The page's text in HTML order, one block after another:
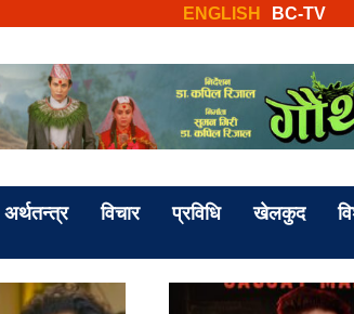
BC-TV
ENGLISH
अर्थतन्त्र विचार प्रविधि खेलकुद